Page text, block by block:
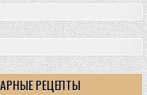
РЕЦЕПТЫ